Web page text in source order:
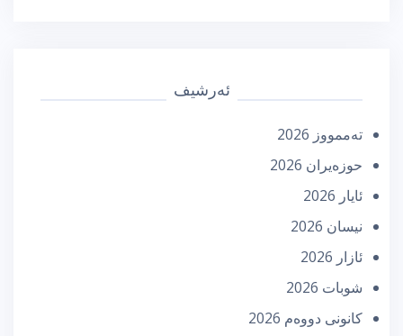
ئەرشیف
تەممووز 2026
حوزه‌یران 2026
ئایار 2026
نیسان 2026
ئازار 2026
شوبات 2026
كانونی دووه‌م 2026